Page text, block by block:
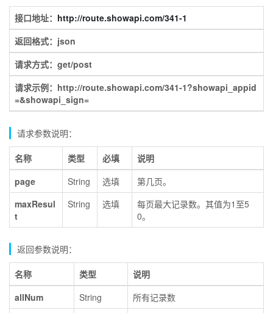
接口地址： http://route.showapi.com/341-1
返回格式：json
请求方式：get/post
请求示例：http://route.showapi.com/341-1?showapi_appid
=&showapi_sign=
请求参数说明：
名称 类型 必填
说明
page
String 选填
第几页。
maxResul
t
String 选填
每页最大记录数。其值为1至5
0。
返回参数说明：
名称 类型
说明
allNum
String
所有记录数